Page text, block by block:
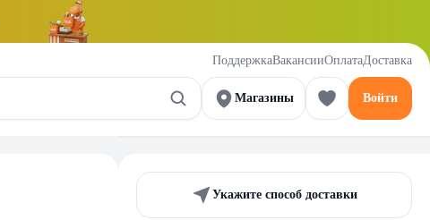
ПоддержкаВакансииОплатаДоставка
Магазины Войти
Укажите способ доставки